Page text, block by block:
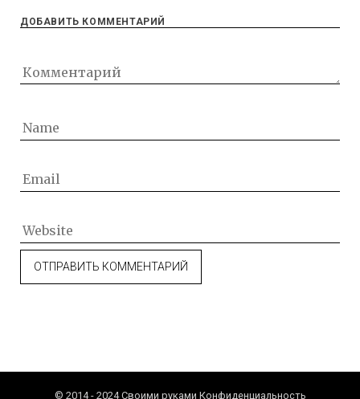
ДОБАВИТЬ КОММЕНТАРИЙ
© 2014 - 2024 Своими руками Конфиденциальность